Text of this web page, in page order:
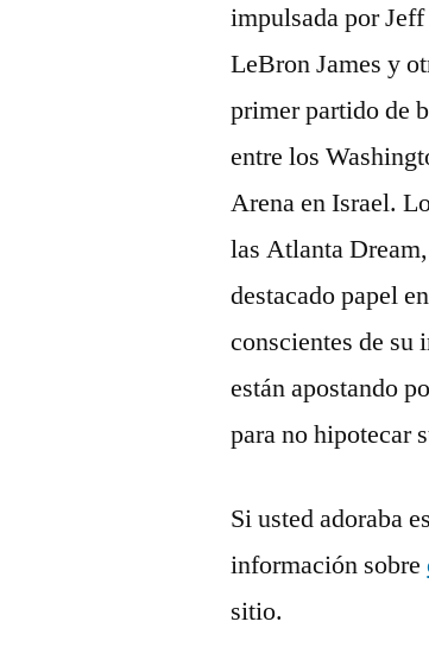
impulsada por
LeBron James y
primer partido de
entre los
Arena en Israel.
las Atlanta
destacado papel
conscientes de su
están apostando
para no hipotecar
Si usted adoraba
información sobre
sitio.